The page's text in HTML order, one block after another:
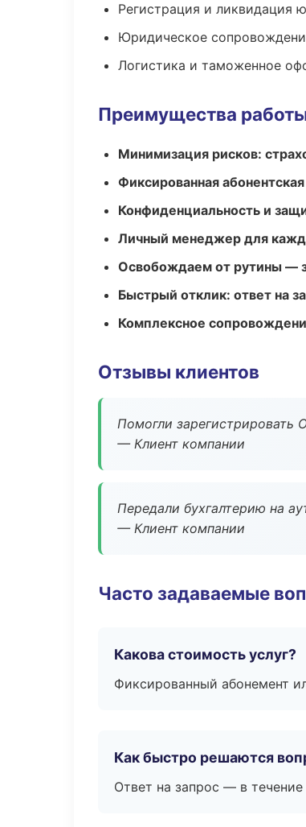
Регистрация и ликвидация
Юридическое
Логистика и таможенное
Преимущества
Минимизация рисков:
Фиксированная
Конфиденциальность и
Личный менеджер для
Освобождаем от рутины —
Быстрый отклик: ответ на
Комплексное
Отзывы клиентов
Помогли зарегистрировать
— Клиент компании
Передали бухгалтерию на
— Клиент компании
Часто задаваемые
Какова стоимость услуг?
Фиксированный абонемент
Как быстро решаются
Ответ на запрос — в